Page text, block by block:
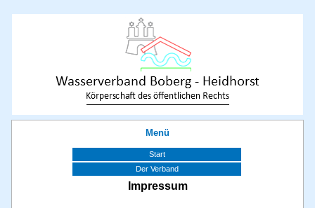
Menü
Start
Der Verband
Gremien
Impressum